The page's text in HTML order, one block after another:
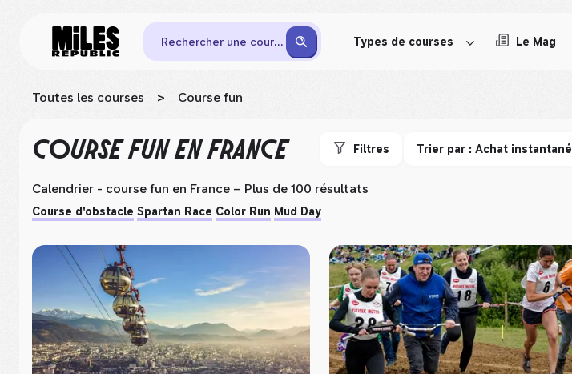
Rechercher une course Types de courses Le Mag
Toutes les courses > Course fun
COURSE FUNEN FRANCE Filtres Trier par : Achat instantané
Calendrier - course fun en France – Plus de 100 résultats
Course d'obstacle Spartan Race Color Run Mud Day